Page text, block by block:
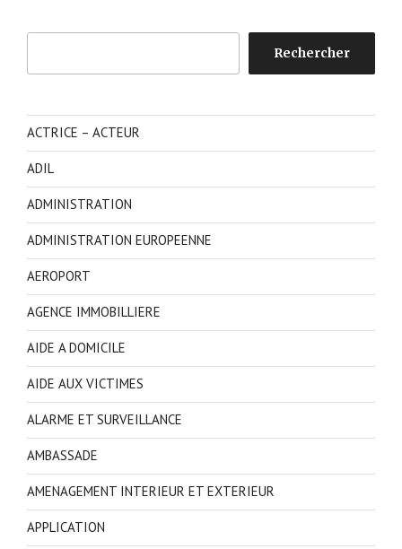
Rechercher
ACTRICE – ACTEUR
ADIL
ADMINISTRATION
ADMINISTRATION EUROPEENNE
AEROPORT
AGENCE IMMOBILLIERE
AIDE A DOMICILE
AIDE AUX VICTIMES
ALARME ET SURVEILLANCE
AMBASSADE
AMENAGEMENT INTERIEUR ET EXTERIEUR
APPLICATION